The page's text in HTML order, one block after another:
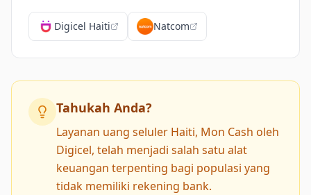
Digicel Haiti Natcom
Tahukah Anda?
Layanan uang seluler Haiti, Mon Cash oleh
Digicel, telah menjadi salah satu alat
keuangan terpenting bagi populasi yang
tidak memiliki rekening bank.